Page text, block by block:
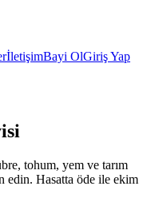
İletişimBayi OlGiriş Yap
tohum, yem ve tarım
edin. Hasatta öde ile ekim